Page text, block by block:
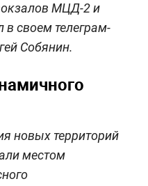
МЦД-2 и
своем телеграм-
Собянин.
новых территорий
местом